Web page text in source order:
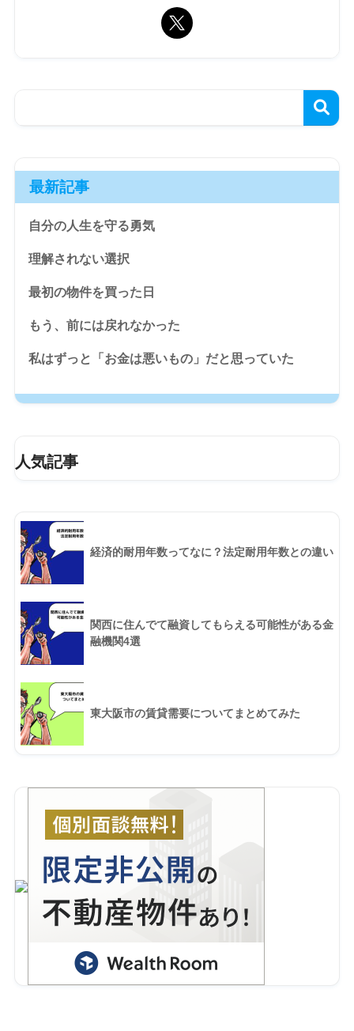
最新記事
自分の人生を守る勇気
理解されない選択
最初の物件を買った日
もう、前には戻れなかった
私はずっと「お金は悪いもの」だと思っていた
人気記事
経済的耐用年数ってなに？法定耐用年数との違い
関西に住んでて融資してもらえる可能性がある金
融機関4選
東大阪市の賃貸需要についてまとめてみた